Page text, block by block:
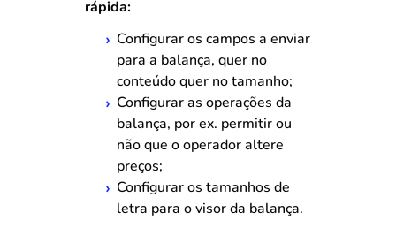
rápida:
Configurar os campos a enviar
para a balança, quer no
conteúdo quer no tamanho;
Configurar as operações da
balança, por ex. permitir ou
não que o operador altere
preços;
Configurar os tamanhos de
letra para o visor da balança.